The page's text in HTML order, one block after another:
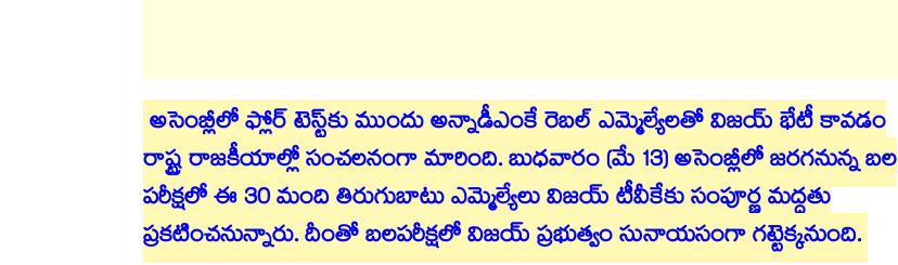
అసెంబ్లీలో ఫ్లోర్ టెస్ట్‎కు ముందు అన్నాడీఎంకే రెబల్ ఎమ్మెల్యేలతో విజయ్ భేటీ కావడం
రాష్ట్ర రాజకీయాల్లో సంచలనంగా మారింది. బుధవారం (మే 13) అసెంబ్లీలో జరగనున్న బల
పరీక్షలో ఈ 30 మంది తిరుగుబాటు ఎమ్మెల్యేలు విజయ్ టీవీకేకు సంపూర్ణ మద్దతు
ప్రకటించనున్నారు. దీంతో బలపరీక్షలో విజయ్ ప్రభుత్వం సునాయసంగా గట్టెక్కనుంది.